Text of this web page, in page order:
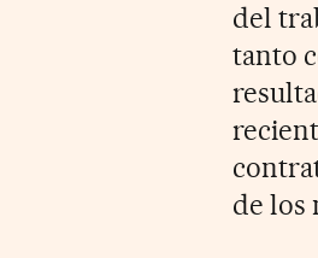
del
tanto
de los